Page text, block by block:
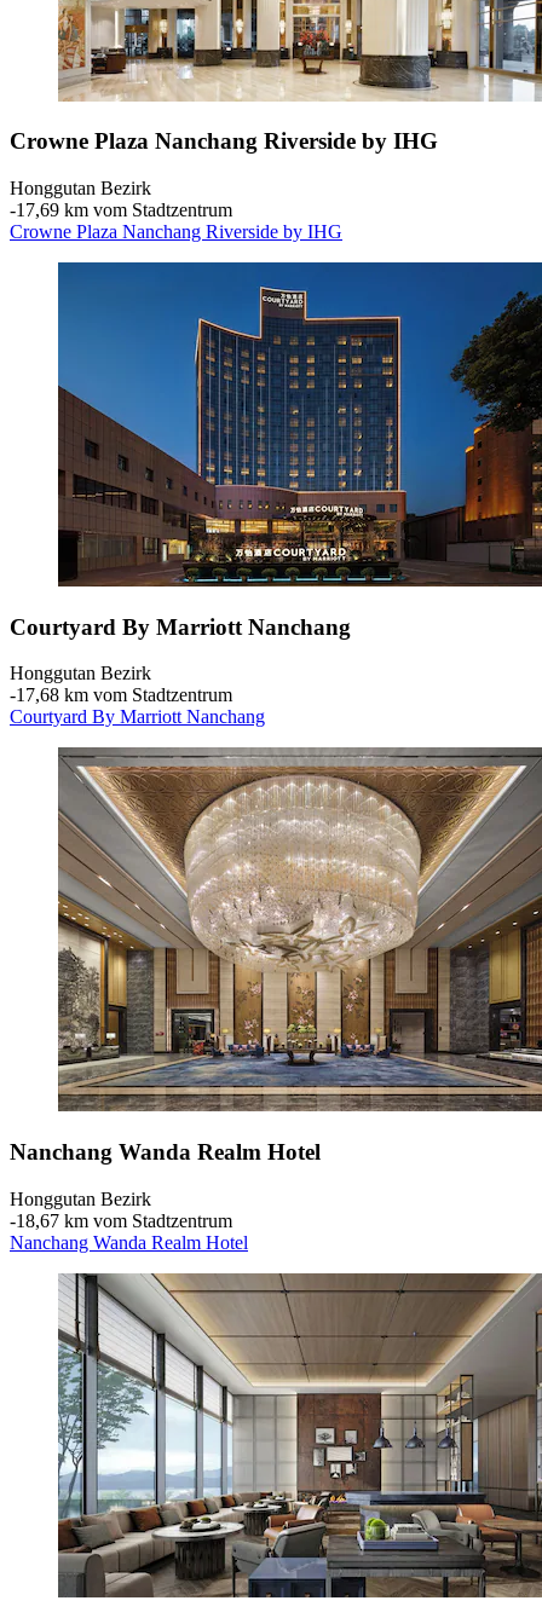
Crowne Plaza Nanchang Riverside by IHG
Honggutan Bezirk
‐17,69 km vom Stadtzentrum
Crowne Plaza Nanchang Riverside by IHG
Courtyard By Marriott Nanchang
Honggutan Bezirk
‐17,68 km vom Stadtzentrum
Courtyard By Marriott Nanchang
Nanchang Wanda Realm Hotel
Honggutan Bezirk
‐18,67 km vom Stadtzentrum
Nanchang Wanda Realm Hotel